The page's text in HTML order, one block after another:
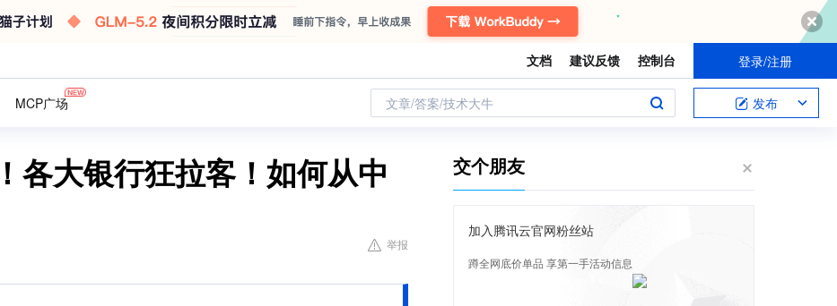
文档 建议反馈 控制台 登录/注册
MCP广场 文章/答案/技术大牛 发布
各大银行狂拉客！如何从中
举报
交个朋友
加入腾讯云官网粉丝站
蹲全网底价单品 享第一手活动信息